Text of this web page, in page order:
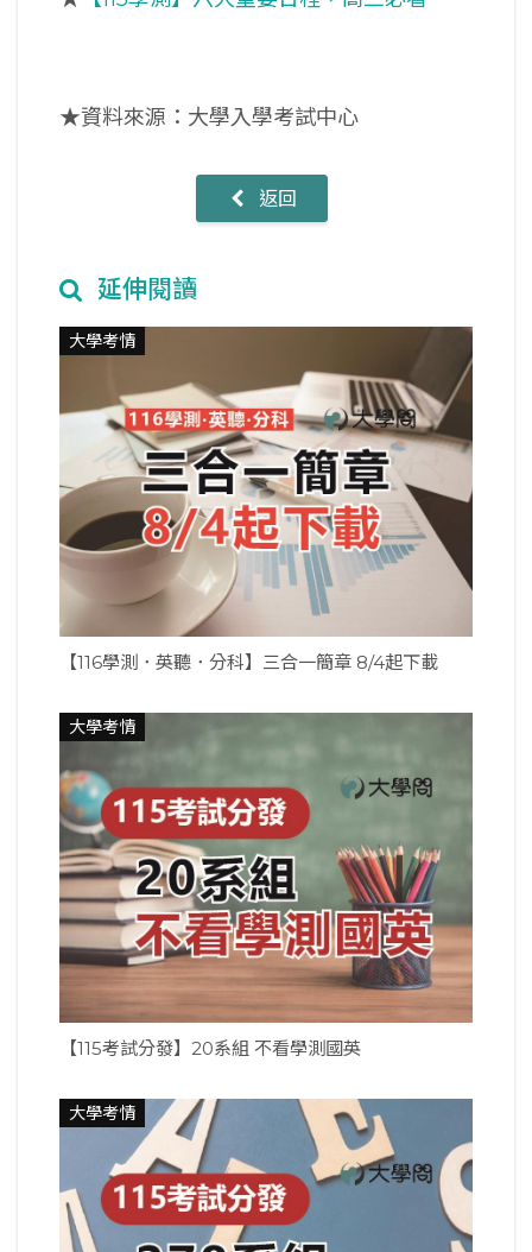
★資料來源：大學入學考試中心
返回
延伸閱讀
大學考情
【116學測．英聽．分科】三合一簡章 8/4起下載
大學考情
【115考試分發】20系組 不看學測國英
大學考情